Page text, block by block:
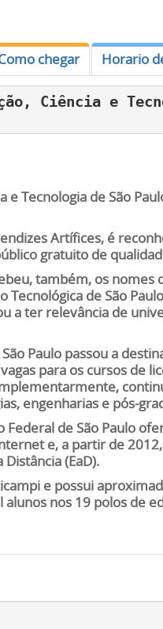
chegar Horario
Ciência e
Tecnologia de São
Artífices, é
gratuito de
também, os nomes
Tecnológica de São
a ter relevância de
Paulo passou a
para os cursos de
engenharias e pós-
de São Paulo
e, a partir de
(EaD).
e possui
nos 19 polos de